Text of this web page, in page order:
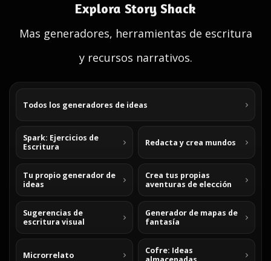
Explora Story Shack
Mas generadores, herramientas de escritura
y recursos narrativos.
Todos los generadores de ideas
Spark: Ejercicios de
Escritura
Redacta y crea mundos
Tu propio generador de
ideas
Crea tus propias
aventuras de elección
Sugerencias de
escritura visual
Generador de mapas de
fantasía
Microrrelato
Cofre: Ideas